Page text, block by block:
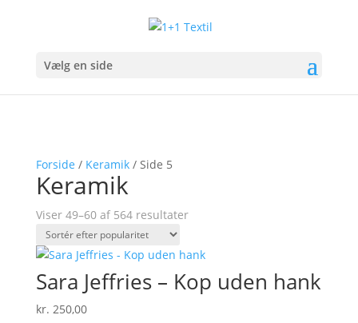
Vælg en side
Forside / Keramik/ Side 5
Keramik
Viser 49–60 af 564 resultaterSorteret
popularitet
Sara Jeffries – Kop uden hank
kr. 250,00